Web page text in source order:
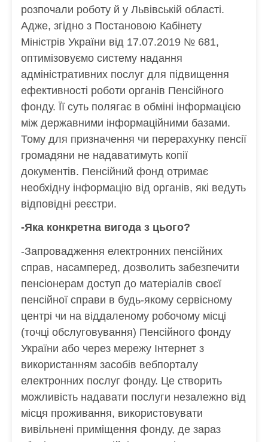
розпочали роботу й у Львівській області.
Адже, згідно з Постановою Кабінету
Міністрів України від 17.07.2019 № 681,
оптимізовуємо систему надання
адміністративних послуг для підвищення
ефективності роботи органів Пенсійного
фонду. Її суть полягає в обміні інформацією
між державними інформаційними базами.
Тому для призначення чи перерахунку пенсії
громадяни не надаватимуть копії
документів. Пенсійний фонд отримає
необхідну інформацію від органів, які ведуть
відповідні реєстри.
-Яка конкретна вигода з цього?
-Запровадження електронних пенсійних
справ, насамперед, дозволить забезпечити
пенсіонерам доступ до матеріалів своєї
пенсійної справи в будь-якому сервісному
центрі чи на віддаленому робочому місці
(точці обслуговування) Пенсійного фонду
України або через мережу Інтернет з
використанням засобів вебпорталу
електронних послуг фонду. Це створить
можливість надавати послуги незалежно від
місця проживання, використовувати
вивільнені приміщення фонду, де зараз